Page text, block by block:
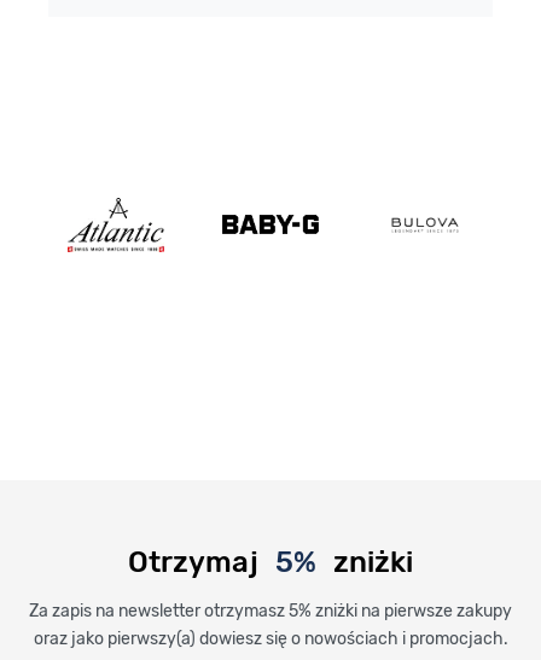
Otrzymaj 5% zniżki
Za zapis na newsletter otrzymasz 5% zniżki na pierwsze zakupy
oraz jako pierwszy(a) dowiesz się o nowościach i promocjach.